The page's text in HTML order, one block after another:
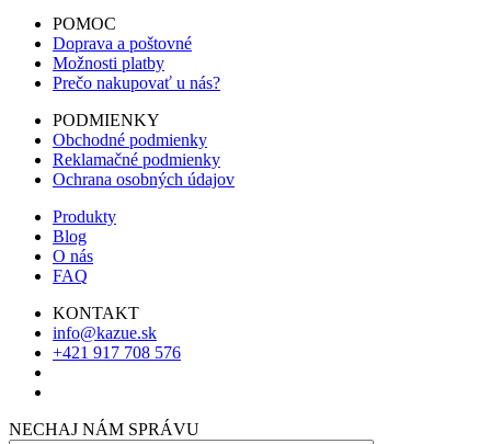
POMOC
Doprava a poštovné
Možnosti platby
Prečo nakupovať u nás?
PODMIENKY
Obchodné podmienky
Reklamačné podmienky
Ochrana osobných údajov
Produkty
Blog
O nás
FAQ
KONTAKT
info@kazue.sk
+421 917 708 576
NECHAJ NÁM SPRÁVU